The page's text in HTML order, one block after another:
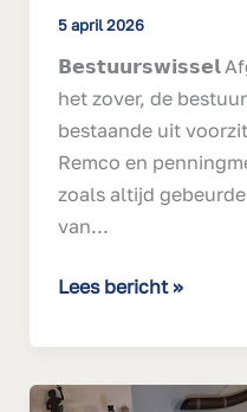
5 april 2026
𝗕𝗲𝘀𝘁𝘂𝘂𝗿𝘀𝘄𝗶𝘀𝘀𝗲𝗹
het zover, de
bestaande uit
Remco en
zoals altijd
van...
Lees bericht »
De